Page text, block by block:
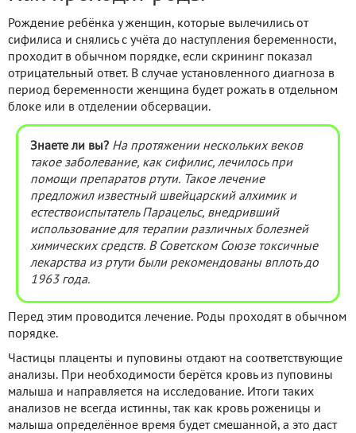
Рождение ребёнка у женщин, которые вылечились от
сифилиса и снялись с учёта до наступления беременности,
проходит в обычном порядке, если скрининг показал
отрицательный ответ. В случае установленного диагноза в
период беременности женщина будет рожать в отдельном
блоке или в отделении обсервации.
Знаете ли вы? На протяжении нескольких веков
такое заболевание, как сифилис, лечилось при
помощи препаратов ртути. Такое лечение
предложил известный швейцарский алхимик и
естествоиспытатель Парацельс, внедривший
использование для терапии различных болезней
химических средств. В Советском Союзе токсичные
лекарства из ртути были рекомендованы вплоть до
1963 года.
Перед этим проводится лечение. Роды проходят в обычном
порядке.
Частицы плаценты и пуповины отдают на соответствующие
анализы. При необходимости берётся кровь из пуповины
малыша и направляется на исследование. Итоги таких
анализов не всегда истинны, так как кровь роженицы и
малыша определённое время будет смешанной, а это даст